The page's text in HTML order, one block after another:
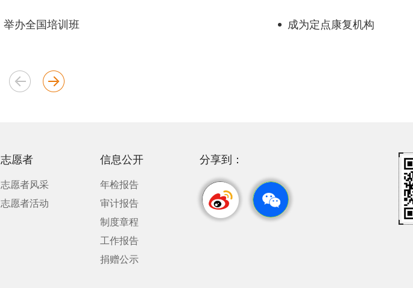
举办全国培训班 成为定点康复机构
志愿者
志愿者风采
志愿者活动
信息公开
年检报告
审计报告
制度章程
工作报告
捐赠公示
分享到：